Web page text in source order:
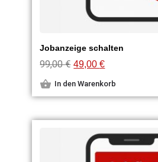
Jobanzeige schalten
99,00€ 49,00€
In den Warenkorb